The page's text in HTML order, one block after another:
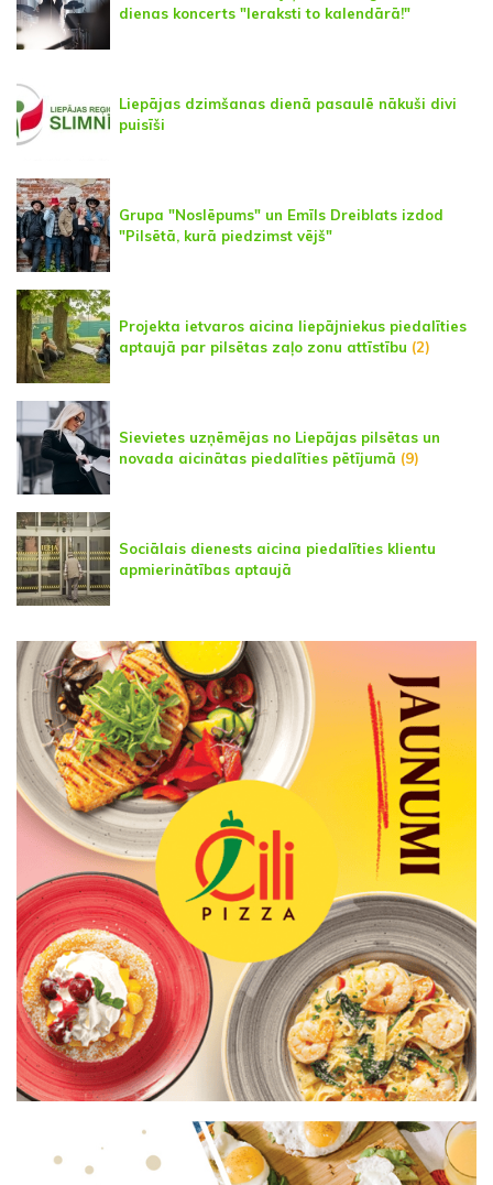
dienas koncerts "Ieraksti to kalendārā!"
Liepājas dzimšanas dienā pasaulē nākuši divi
puisīši
Grupa "Noslēpums" un Emīls Dreiblats izdod
"Pilsētā, kurā piedzimst vējš"
Projekta ietvaros aicina liepājniekus piedalīties
aptaujā par pilsētas zaļo zonu attīstību (2)
Sievietes uzņēmējas no Liepājas pilsētas un
novada aicinātas piedalīties pētījumā (9)
Sociālais dienests aicina piedalīties klientu
apmierinātības aptaujā